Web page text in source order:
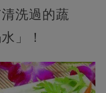
洗過的蔬
」！